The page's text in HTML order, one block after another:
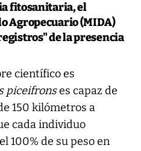
fitosanitaria, el
Agropecuario (MIDA)
de la presencia
científico es
piceifronses capaz de
150 kilómetros a
cada individuo
100% de su peso en